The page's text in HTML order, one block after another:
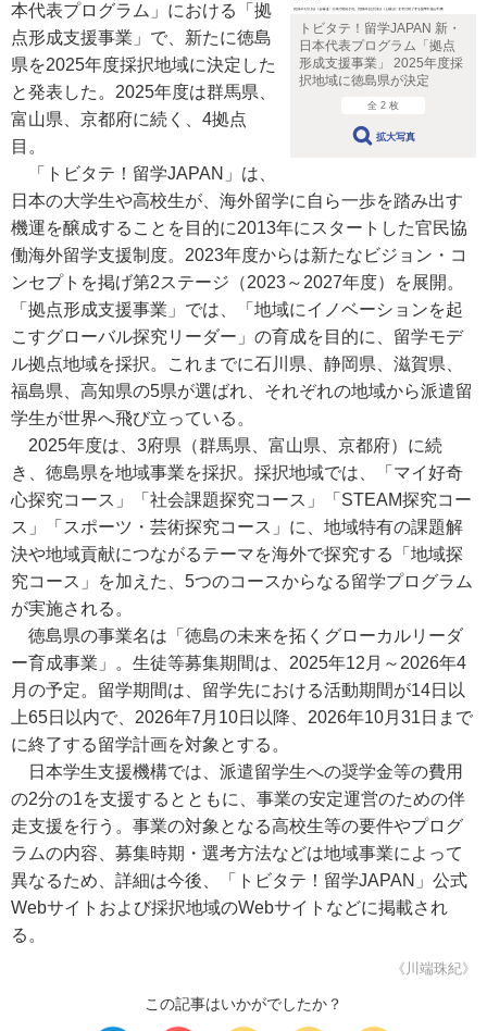
トビタテ！留学JAPAN 新・
日本代表プログラム「拠点
形成支援事業」 2025年度採
択地域に徳島県が決定
全 2 枚
拡大写真
本代表プログラム」における「拠
点形成支援事業」で、新たに徳島
県を2025年度採択地域に決定した
と発表した。2025年度は群馬県、
富山県、京都府に続く、4拠点
目。
「トビタテ！留学JAPAN」は、
日本の大学生や高校生が、海外留学に自ら一歩を踏み出す
機運を醸成することを目的に2013年にスタートした官民協
働海外留学支援制度。2023年度からは新たなビジョン・コ
ンセプトを掲げ第2ステージ（2023～2027年度）を展開。
「拠点形成支援事業」では、「地域にイノベーションを起
こすグローバル探究リーダー」の育成を目的に、留学モデ
ル拠点地域を採択。これまでに石川県、静岡県、滋賀県、
福島県、高知県の5県が選ばれ、それぞれの地域から派遣留
学生が世界へ飛び立っている。
2025年度は、3府県（群馬県、富山県、京都府）に続
き、徳島県を地域事業を採択。採択地域では、「マイ好奇
心探究コース」「社会課題探究コース」「STEAM探究コー
ス」「スポーツ・芸術探究コース」に、地域特有の課題解
決や地域貢献につながるテーマを海外で探究する「地域探
究コース」を加えた、5つのコースからなる留学プログラム
が実施される。
徳島県の事業名は「徳島の未来を拓くグローカルリーダ
ー育成事業」。生徒等募集期間は、2025年12月～2026年4
月の予定。留学期間は、留学先における活動期間が14日以
上65日以内で、2026年7月10日以降、2026年10月31日まで
に終了する留学計画を対象とする。
日本学生支援機構では、派遣留学生への奨学金等の費用
の2分の1を支援するとともに、事業の安定運営のための伴
走支援を行う。事業の対象となる高校生等の要件やプログ
ラムの内容、募集時期・選考方法などは地域事業によって
異なるため、詳細は今後、「トビタテ！留学JAPAN」公式
Webサイトおよび採択地域のWebサイトなどに掲載され
る。
《川端珠紀》
この記事はいかがでしたか？